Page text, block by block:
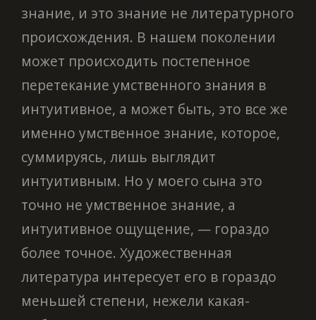
знание, и это знание не литературного
происхождения. В нашем поколении
может происходить постепенное
перетекание умственного знания в
интуитивное, а может быть, это все же
именно умственное знание, которое,
суммируясь, лишь выглядит
интуитивным. Но у моего сына это
точно не умственное знание, а
интуитивное ощущение, — гораздо
более точное. Художественная
литература интересует его в гораздо
меньшей степени, нежели какая-